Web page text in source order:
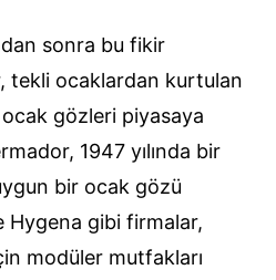
sonra bu fikir
tekli ocaklardan kurtulan
ocak gözleri piyasaya
1947 yılında bir
bir ocak gözü
Hygena gibi firmalar,
modüler mutfakları